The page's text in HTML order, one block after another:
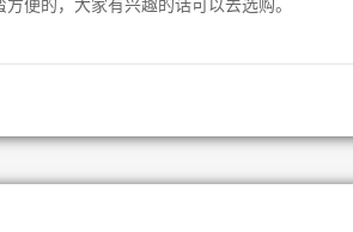
便的，大家有兴趣的话可以去选购。